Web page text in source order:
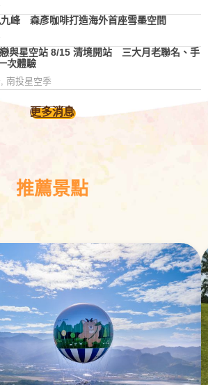
峰 森彥咖啡打造海外首座雪墨空間
與星空站 8/15 清境開站 三大月老聯名、手
次體驗
, 南投星空季
更多消息
推薦景點